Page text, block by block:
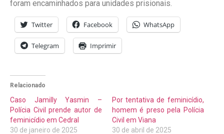
foram encaminhados para unidades prisionais.
Twitter Facebook WhatsApp
Telegram Imprimir
Relacionado
Caso Jamilly Yasmin –
Polícia Civil prende autor de
feminicídio em Cedral
30 de janeiro de 2025
Por tentativa de feminicídio,
homem é preso pela Polícia
Civil em Viana
30 de abril de 2025